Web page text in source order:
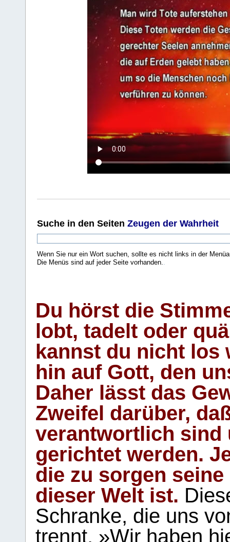
Suche in den Seiten Zeugen der Wahrheit
Wenn Sie nur ein Wort suchen, sollte es nicht links in der
Die Menüs sind auf jeder Seite vorhanden..
Du hörst die
lobt, tadelt oder
kannst du nicht los
hin auf Gott, den
Daher lässt das
Zweifel darüber,
verantwortlich sind
gerichtet werden.
die zu sorgen
dieser Welt ist.
Schranke, die uns
trennt. »Wir haben